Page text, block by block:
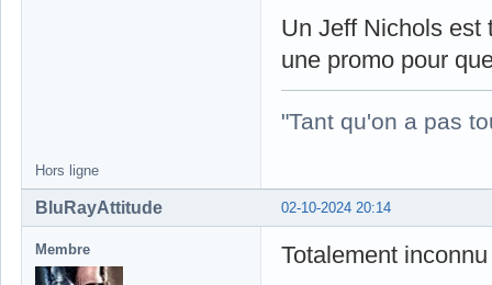
Un Jeff Nichols est
une promo pour
"Tant qu'on a pas
Hors ligne
02-10-2024 20:14
BluRayAttitude
Membre Totalement